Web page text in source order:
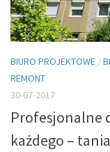
BIURO PROJEKTOWE /
REMONT
30-07-2017
Profesjonalne
każdego –